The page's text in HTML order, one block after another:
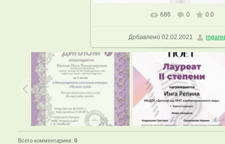
В реальном размере 1131x1600
686 0 0.0
Добавлено 02.02.2021
Всего комментариев:0